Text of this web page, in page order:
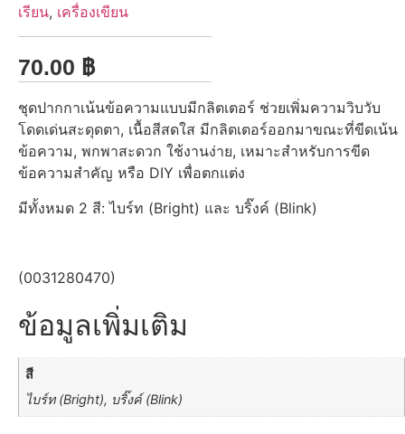
เรียน, เครื่องเขียน
70.00 ฿
ชุดปากกาเน้นข้อความแบบมีกลิตเตอร์ ช่วยเพิ่มความวิบวับ
โดดเด่นสะดุดตา, เนื้อสีสดใส มีกลิตเตอร์ออกมาขณะที่ขีดเน้น
ข้อความ, พกพาสะดวก ใช้งานง่าย, เหมาะสำหรับการขีด
ข้อความสำคัญ หรือ DIY เพื่อตกแต่ง
มีทั้งหมด 2 สี: ไบร์ท (Bright) และ บริ๊งค์ (Blink)
(0031280470)
ข้อมูลเพิ่มเติม
สี
ไบร์ท (Bright), บริ๊งค์ (Blink)